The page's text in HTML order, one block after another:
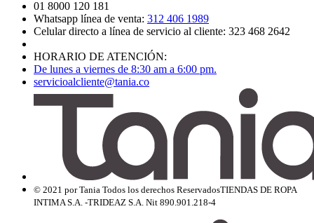
01 8000 120 181
Whatsapp línea de venta: 312 406 1989
Celular directo a línea de servicio al cliente: 323 468 2642
HORARIO DE ATENCIÓN:
De lunes a viernes de 8:30 am a 6:00 pm.
servicioalcliente@tania.co
© 2021 por Tania Todos los derechos ReservadosTIENDAS DE ROPA
INTIMA S.A. -TRIDEAZ S.A. Nit 890.901.218-4